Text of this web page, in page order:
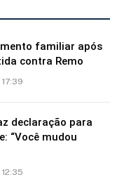
familiar após
contra Remo
declaração para
“Você mudou